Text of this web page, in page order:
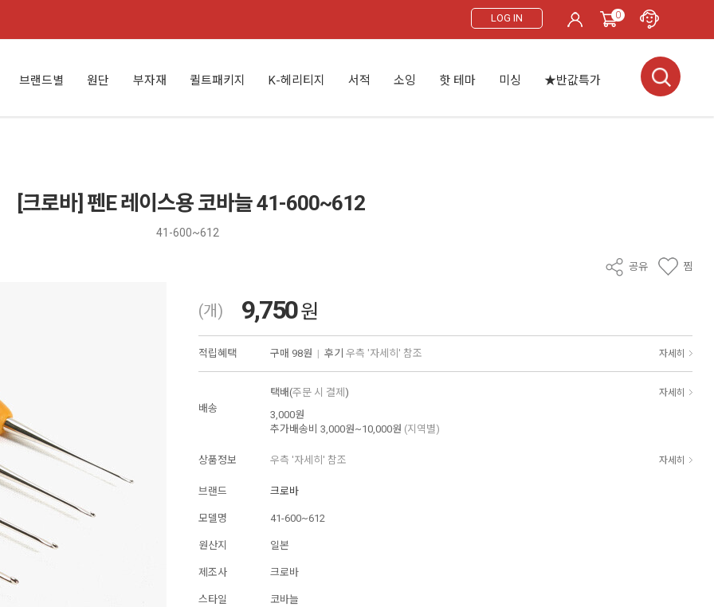
LOG IN 0
브랜드별 원단 부자재 퀼트패키지 K-헤리티지 서적 소잉 핫 테마 미싱 ★반값특가
[크로바] 펜E 레이스용 코바늘 41-600~612
41-600~612
공유 찜
(개) 9,750원
적립혜택 구매 98원 | 후기 우측 '자세히' 참조 자세히
배송
택배(주문 시 결제 ) 자세히
3,000원
추가배송비 3,000원~10,000원 (지역별)
상품정보 우측 '자세히' 참조 자세히
브랜드 크로바
모델명 41-600~612
원산지 일본
제조사 크로바
스타일 코바늘